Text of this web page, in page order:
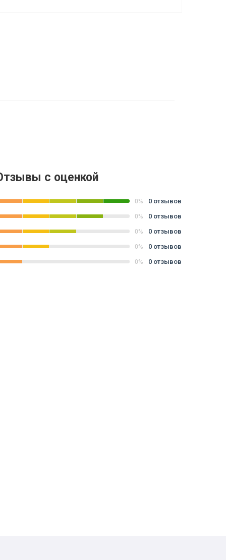
с оценкой
0% 0 отзывов
0% 0 отзывов
0% 0 отзывов
0% 0 отзывов
0% 0 отзывов